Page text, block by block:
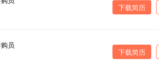
下载简历
员
下载简历